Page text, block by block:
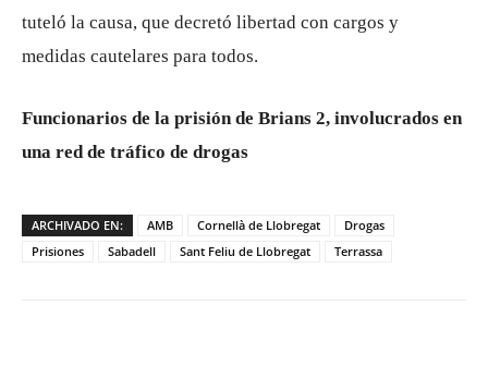
tuteló la causa, que decretó libertad con cargos y
medidas cautelares para todos.
Funcionarios de la prisión de Brians 2, involucrados en
una red de tráfico de drogas
ARCHIVADO EN: AMB Cornellà de Llobregat
Drogas
Prisiones
Sabadell Sant Feliu de Llobregat Terrassa